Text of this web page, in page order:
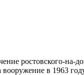
ростовского-на-
в 1963